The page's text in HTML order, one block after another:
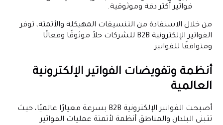
فواتير أكثر دقة وموثوقية.
من خلال الاستفادة من التنسيقات المهيكلة والأتمتة، توفر
الفواتير الإلكترونية B2B للشركات حلاً موثوقًا وفعالًا
ومتوافقًا للفواتير.
أنظمة وتفويضات الفواتير الإلكترونية
العالمية
أصبحت الفواتير الإلكترونية B2B بسرعة معيارًا عالميًا، حيث
تتبنى البلدان والمناطق أنظمة لأتمتة عمليات الفواتير